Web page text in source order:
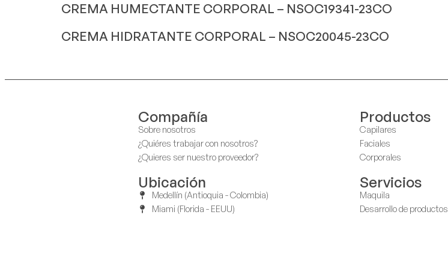
CREMA HUMECTANTE CORPORAL – NSOC19341-23CO
CREMA HIDRATANTE CORPORAL – NSOC20045-23CO
Compañía
Sobre nosotros
¿Quiéres trabajar con nosotros?
¿Quieres ser nuestro proveedor?
Ubicación
Medellín (Antioquia - Colombia)
Miami (Florida - EEUU)
Productos
Capilares
Faciales
Corporales
Servicios
Maquila
Desarrollo de productos